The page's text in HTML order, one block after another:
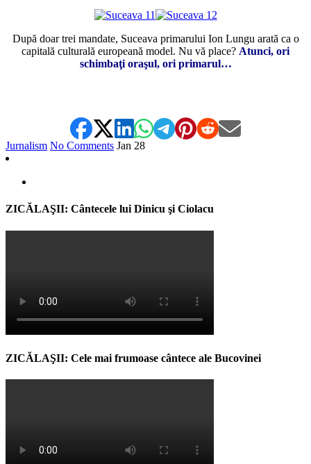
După doar trei mandate, Suceava primarului Ion Lungu arată ca o
capitală culturală europeană model. Nu vă place? Atunci, ori
schimbaţi oraşul, ori primarul…
Jurnalism No Comments Jan 28
ZICĂLAŞII: Cântecele lui Dinicu şi Ciolacu
ZICĂLAŞII: Cele mai frumoase cântece ale Bucovinei